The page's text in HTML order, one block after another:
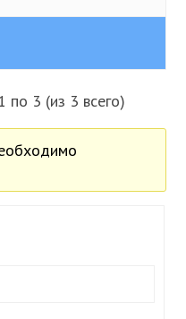
3 (из 3 всего)